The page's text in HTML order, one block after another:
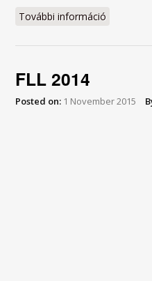
További információ
FLL 2014
Posted on: 1 November 2015